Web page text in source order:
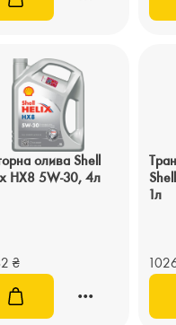
олива Shell
HX8 5W-30, 4л
₴
1л